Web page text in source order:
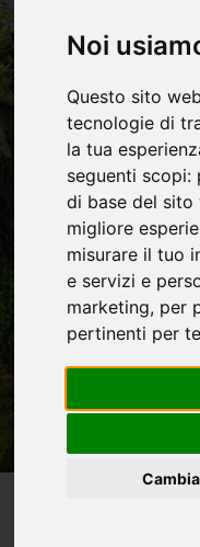
Noi
Questo sito
tecnologie di
la tua
seguenti scopi:
di base del sito
migliore
misurare il tuo
e servizi e
marketing, per
pertinenti per te